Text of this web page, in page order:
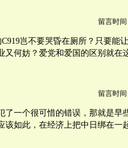
留言时间
岂不要哭昏在厕所？只要能
又何妨？爱党和爱国的区别就在
留言时间
了一个很可惜的错误，那就是早
该如此，在经济上把中日绑在一